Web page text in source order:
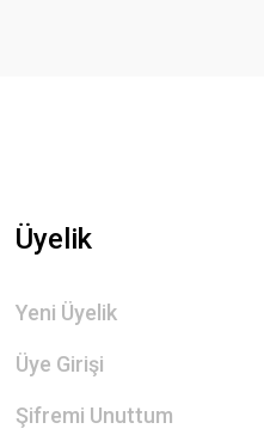
Üyelik
Yeni Üyelik
Üye Girişi
Şifremi Unuttum